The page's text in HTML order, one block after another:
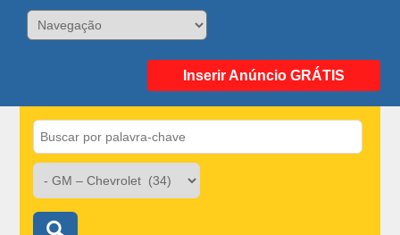
Inserir Anúncio GRÁTIS